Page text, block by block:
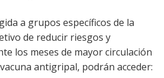
a grupos específicos de la
de reducir riesgos y
los meses de mayor circulación
antigripal, podrán acceder: